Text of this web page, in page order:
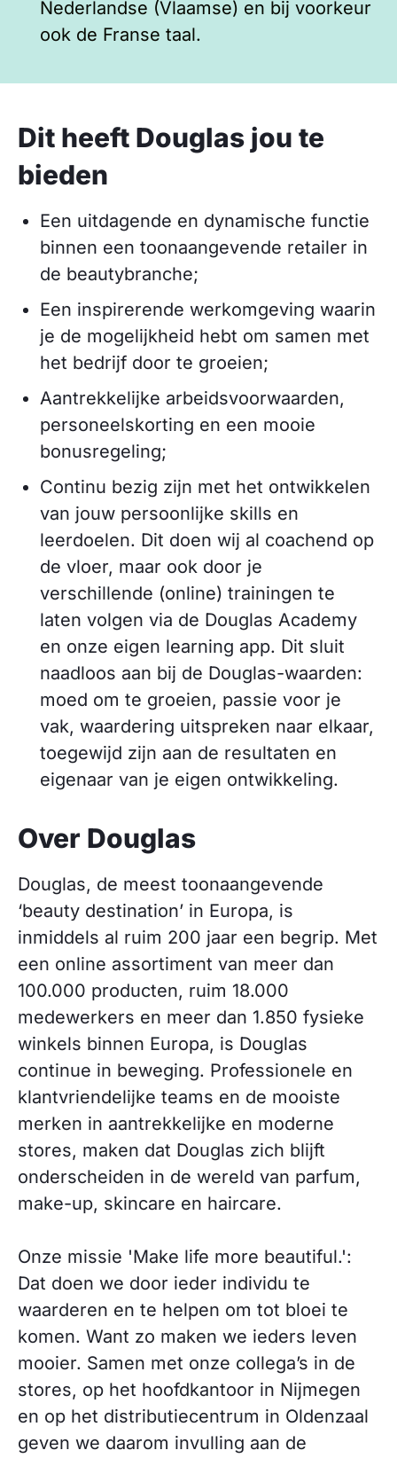
Nederlandse (Vlaamse) en bij voorkeur
ook de Franse taal.
Dit heeft Douglas jou te
bieden
Een uitdagende en dynamische functie
binnen een toonaangevende retailer in
de beautybranche;
Een inspirerende werkomgeving waarin
je de mogelijkheid hebt om samen met
het bedrijf door te groeien;
Aantrekkelijke arbeidsvoorwaarden,
personeelskorting en een mooie
bonusregeling;
Continu bezig zijn met het ontwikkelen
van jouw persoonlijke skills en
leerdoelen. Dit doen wij al coachend op
de vloer, maar ook door je
verschillende (online) trainingen te
laten volgen via de Douglas Academy
en onze eigen learning app. Dit sluit
naadloos aan bij de Douglas-waarden:
moed om te groeien, passie voor je
vak, waardering uitspreken naar elkaar,
toegewijd zijn aan de resultaten en
eigenaar van je eigen ontwikkeling.
Over Douglas
Douglas, de meest toonaangevende
‘beauty destination’ in Europa, is
inmiddels al ruim 200 jaar een begrip. Met
een online assortiment van meer dan
100.000 producten, ruim 18.000
medewerkers en meer dan 1.850 fysieke
winkels binnen Europa, is Douglas
continue in beweging. Professionele en
klantvriendelijke teams en de mooiste
merken in aantrekkelijke en moderne
stores, maken dat Douglas zich blijft
onderscheiden in de wereld van parfum,
make-up, skincare en haircare.
Onze missie 'Make life more beautiful.':
Dat doen we door ieder individu te
waarderen en te helpen om tot bloei te
komen. Want zo maken we ieders leven
mooier. Samen met onze collega’s in de
stores, op het hoofdkantoor in Nijmegen
en op het distributiecentrum in Oldenzaal
geven we daarom invulling aan de